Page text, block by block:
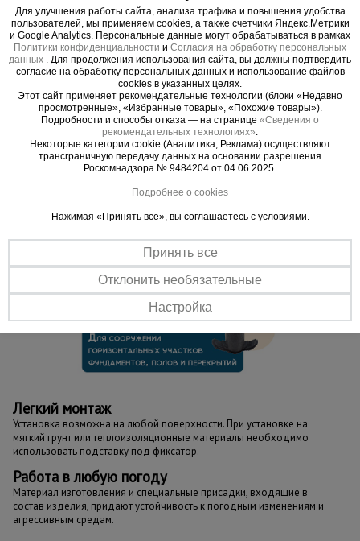
Универсальное решение
Используется для создания защитного слоя как арматурных
прутьев, так и проволоки сварной сетки максимальной толщиной
до 16 мм, при сооружении горизонтальных участков
фундаментов, полов и перекрытий.
Устойчивость
Фиксатор оснащен специальными ножками, обеспечивающими
устойчивость изделия при укладке арматуры на заданной высоте.
Легкий монтаж
Установка возможна на любой поверхности. При установке на
мягкий грунт или теплоизоляционные материалы необходимо
использовать подставку под фиксатор.
Работа в любую погоду
Материал изготовления и специальные присадки, входящие в
состав изделия, придают устойчивость к погодным изменениям и
агрессивным средам.
Для улучшения работы сайта, анализа трафика и повышения удобства
пользователей, мы применяем cookies, а также счетчики Яндекс.Метрики
и Google Analytics. Персональные данные могут обрабатываться в рамках
Политики конфиденциальности и Согласия на обработку персональных
данных
. Для продолжения использования сайта, вы должны подтвердить
согласие на обработку персональных данных и использование файлов
cookies в указанных целях.
Этот сайт применяет рекомендательные технологии (блоки «Недавно
просмотренные», «Избранные товары», «Похожие товары»).
Подробности и способы отказа — на странице «Сведения о
рекомендательных технологиях»
Некоторые категории cookie (Аналитика, Реклама) осуществляют
трансграничную передачу данных на основании разрешения
Роскомнадзора № 9484204 от 04.06.2025.
Подробнее о cookies
Нажимая «Принять все», вы соглашаетесь с условиями.
Принять все
Отклонить необязательные
Настройка